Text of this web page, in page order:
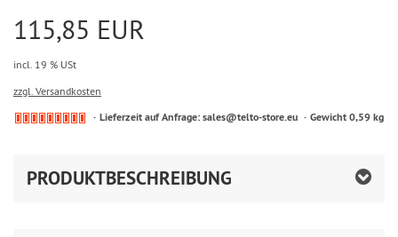
115,85 EUR
incl. 19 % USt
zzgl. Versandkosten
Lieferzeit auf Anfrage: sales@telto-store.eu Gewicht 0,59 kg
PRODUKTBESCHREIBUNG